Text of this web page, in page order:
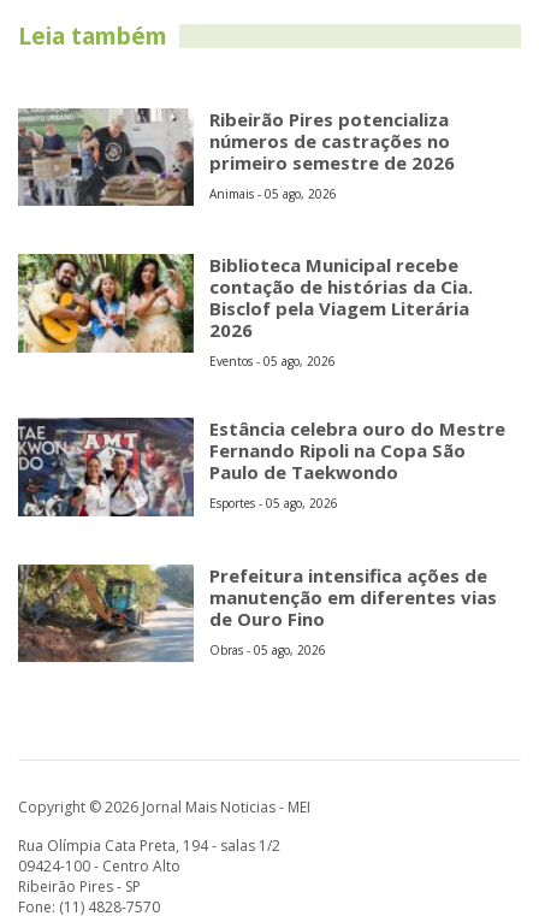
Leia também
Ribeirão Pires potencializa
números de castrações no
primeiro semestre de 2026
Animais - 05 ago, 2026
Biblioteca Municipal recebe
contação de histórias da Cia.
Bisclof pela Viagem Literária
2026
Eventos - 05 ago, 2026
Estância celebra ouro do Mestre
Fernando Ripoli na Copa São
Paulo de Taekwondo
Esportes - 05 ago, 2026
Prefeitura intensifica ações de
manutenção em diferentes vias
de Ouro Fino
Obras - 05 ago, 2026
Copyright © 2026 Jornal Mais Noticias - MEI
Rua Olímpia Cata Preta, 194 - salas 1/2
09424-100 - Centro Alto
Ribeirão Pires - SP
Fone: (11) 4828-7570